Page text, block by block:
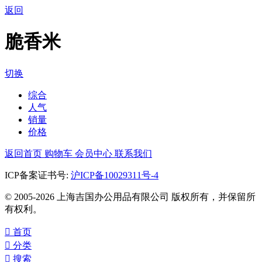
返回
脆香米
切换
综合
人气
销量
价格
返回首页 购物车 会员中心 联系我们
ICP备案证书号: 沪ICP备10029311号-4
© 2005-2026 上海吉国办公用品有限公司 版权所有，并保留所
有权利。
 首页
 分类
 搜索